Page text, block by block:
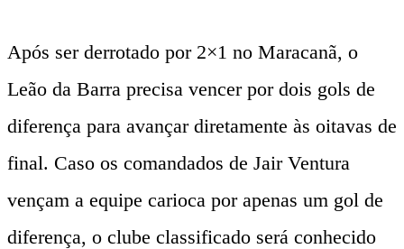
Após ser derrotado por 2×1 no Maracanã, o
Leão da Barra precisa vencer por dois gols de
diferença para avançar diretamente às oitavas de
final. Caso os comandados de Jair Ventura
vençam a equipe carioca por apenas um gol de
diferença, o clube classificado será conhecido